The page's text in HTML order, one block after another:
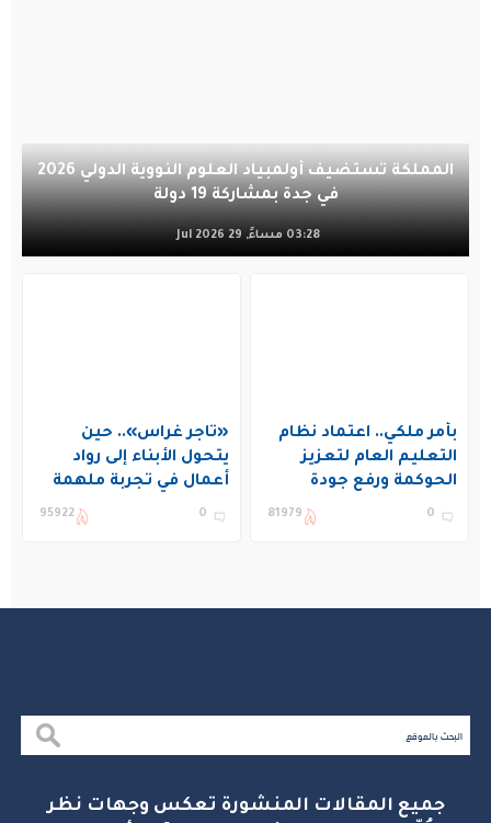
المملكة تستضيف أولمبياد العلوم النووية الدولي 2026
في جدة بمشاركة 19 دولة
03:28 مساءً, 29 Jul 2026
بأمر ملكي.. اعتماد نظام
التعليم العام لتعزيز
الحوكمة ورفع جودة
التعليم في المملكة
0
81979
«تاجر غراس».. حين
يتحول الأبناء إلى رواد
أعمال في تجربة ملهمة
بنادي غراس الصيفي
0
95922
جميع المقالات المنشورة تعكس وجهات نظر